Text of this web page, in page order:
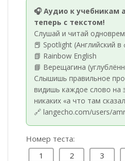
🎧 Аудио к учебникам
теперь с текстом!
Слушай и читай
📕 Spotlight (Английский в
📗 Rainbow English
📘 Верещагина
Слышишь правильное
видишь каждое слово на
никаких «а что там
🔗 langecho.com/users/
Номер теста:
1
2 3